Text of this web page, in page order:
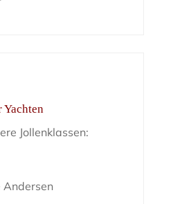
Yachten
Jollenklassen:
Andersen